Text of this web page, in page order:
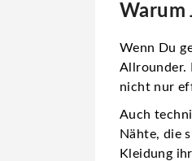
Warum
Wenn Du
Allrounder.
nicht nur
Auch
Nähte, die
Kleidung